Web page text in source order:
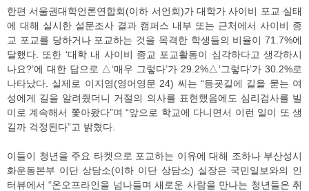
한편 서울권대학언론연합회(이하 서언회)가 대학가 사이비 포교 실태
에 대해 실시한 설문조사 결과 캠퍼스 내부 또는 근처에서 사이비 종
교 포교를 당하거나 포교하는 것을 목격한 학생들의 비율이 71.7%에
달했다. 또한 ‘대학 내 사이비 종교 포교활동이 심각하다고 생각하시
나요?’에 대한 답으로 △‘매우 그렇다’가 29.2%△‘그렇다’가 30.2%로
나타났다. 실제로 이지영(영어영문 24) 씨는 “등굣길에 길을 묻는 여
성에게 길을 알려줬더니 거절의 의사를 표현했음에도 심리검사를 빌
미로 계속해서 쫓아왔다”며 “앞으로 학교에 다니면서 이런 일이 또 생
길까 걱정된다”고 밝혔다.
이들이 청년을 주요 타켓으로 포교하는 이유에 대해 조하나 부산성시
화운동본부 이단 상담소(이하 이단 상담소) 실장은 국민일보와의 인
터뷰에서 “온오프라인을 넘나들며 새로운 사람을 만나는 청년들은 취